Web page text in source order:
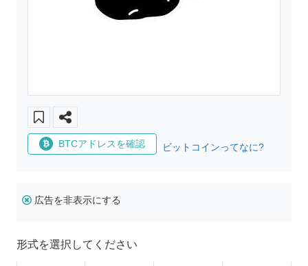
BTCアドレスを確認 ビットコインってなに?
広告を非表示にする
形式を選択してください